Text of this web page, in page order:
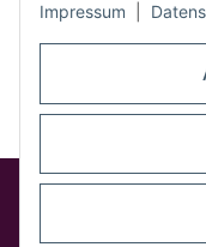
Impressum
Google Analytics deaktivieren